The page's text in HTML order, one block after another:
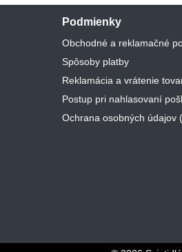
Podmienky
Obchodné a reklamačné
Spôsoby platby
Reklamácia a vrátenie
Postup pri nahlasovaní
Ochrana osobných údajov